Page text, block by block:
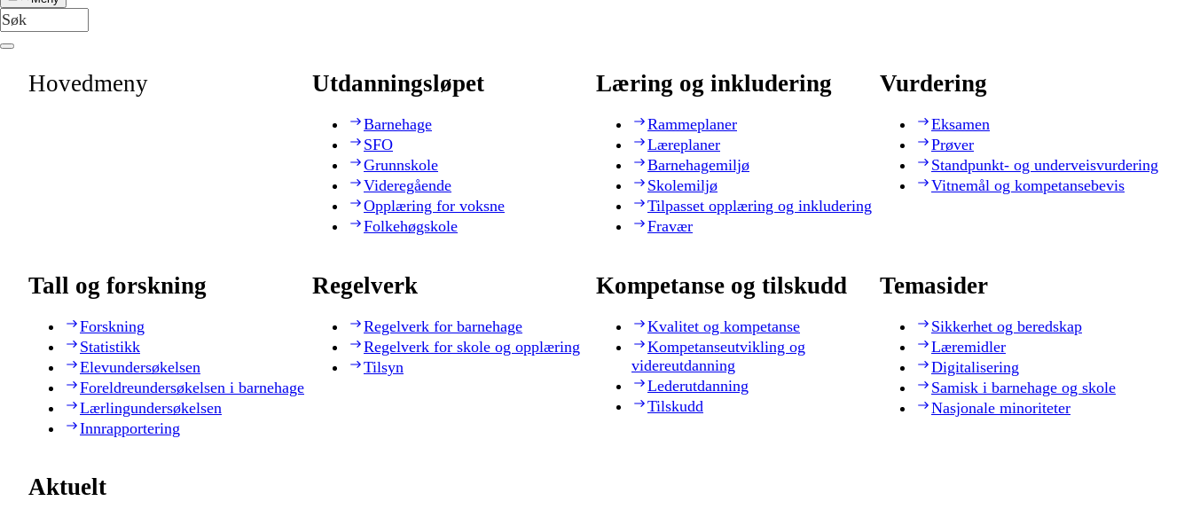
Hovedmeny Utdanningsløpet
Barnehage
SFO
Grunnskole
Videregående
Opplæring for voksne
Folkehøgskole
Læring og inkludering
Rammeplaner
Læreplaner
Barnehagemiljø
Skolemiljø
Tilpasset opplæring og inkludering
Fravær
Vurdering
Eksamen
Prøver
Standpunkt- og underveisvurdering
Vitnemål og kompetansebevis
Tall og forskning
Forskning
Statistikk
Elevundersøkelsen
Foreldreundersøkelsen i barnehage
Lærlingundersøkelsen
Innrapportering
Regelverk
Regelverk for barnehage
Regelverk for skole og opplæring
Tilsyn
Kompetanse og tilskudd
Kvalitet og kompetanse
Kompetanseutvikling og
videreutdanning
Lederutdanning
Tilskudd
Temasider
Sikkerhet og beredskap
Læremidler
Digitalisering
Samisk i barnehage og skole
Nasjonale minoriteter
Aktuelt